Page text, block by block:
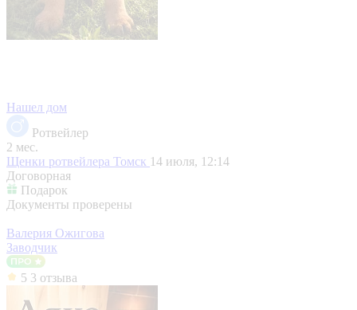
Нашел дом
Ротвейлер
2 мес.
Щенки ротвейлера Томск 14 июля, 12:14
Договорная
Подарок
Документы проверены
Валерия Ожигова
Заводчик
5 3 отзыва